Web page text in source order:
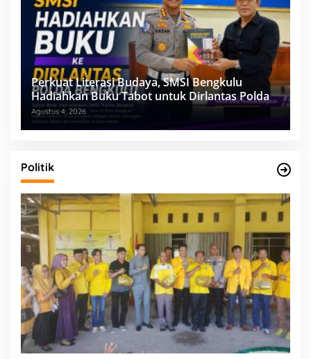
Perkuat Literasi Budaya, SMSI Bengkulu
Hadiahkan Buku Tabot untuk Dirlantas Polda
Agustus 4, 2026
Politik